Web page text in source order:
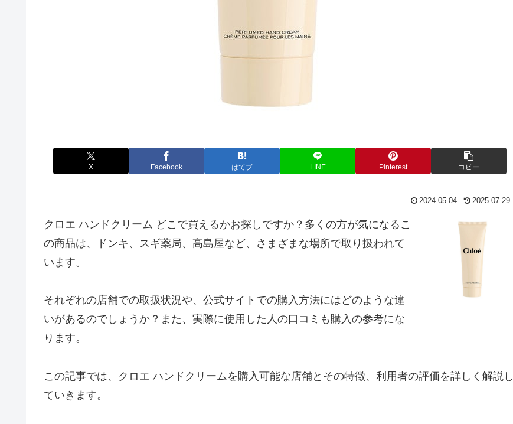
X Facebook はてブ LINE Pinterest コピー
2024.05.04 2025.07.29
クロエ ハンドクリーム どこで買えるかお探しですか？多くの方が気になるこ
の商品は、ドンキ、スギ薬局、高島屋など、さまざまな場所で取り扱われて
います。
それぞれの店舗での取扱状況や、公式サイトでの購入方法にはどのような違
いがあるのでしょうか？また、実際に使用した人の口コミも購入の参考にな
ります。
この記事では、クロエ ハンドクリームを購入可能な店舗とその特徴、利用者の評価を詳しく解説し
ていきます。